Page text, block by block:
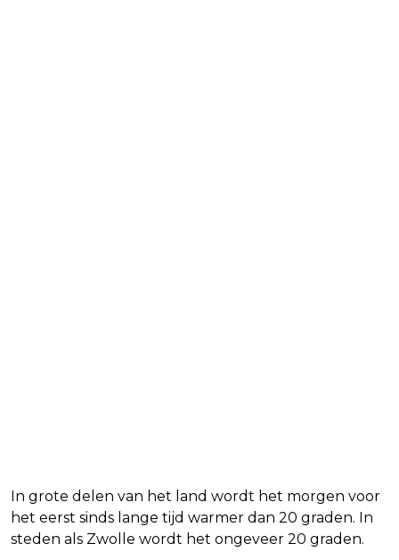
In grote delen van het land wordt het morgen voor
het eerst sinds lange tijd warmer dan 20 graden. In
steden als Zwolle wordt het ongeveer 20 graden.